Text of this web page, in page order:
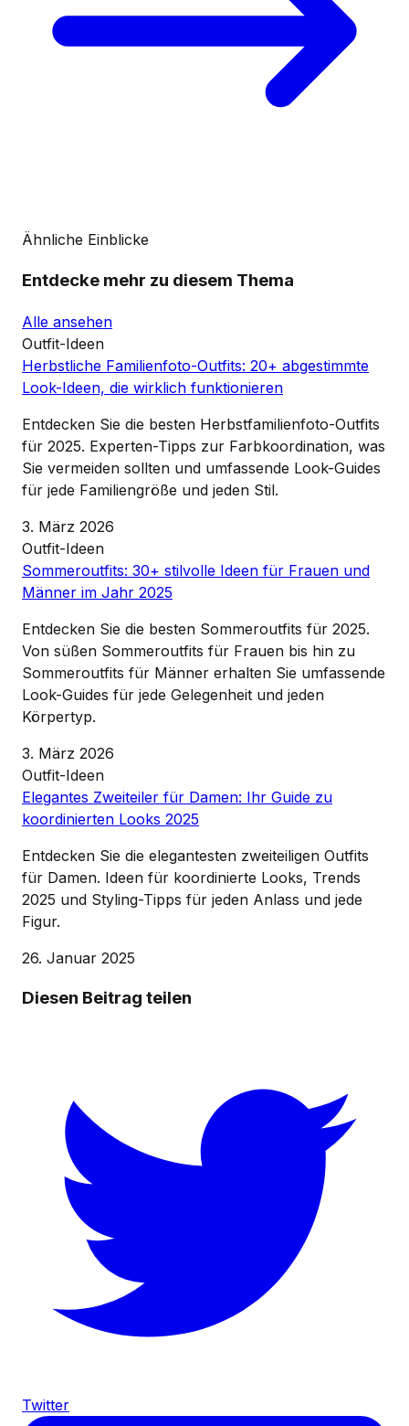
Ähnliche Einblicke
Entdecke mehr zu diesem Thema
Alle ansehen
Outfit-Ideen
Herbstliche Familienfoto-Outfits: 20+ abgestimmte
Look-Ideen, die wirklich funktionieren
Entdecken Sie die besten Herbstfamilienfoto-Outfits
für 2025. Experten-Tipps zur Farbkoordination, was
Sie vermeiden sollten und umfassende Look-Guides
für jede Familiengröße und jeden Stil.
3. März 2026
Outfit-Ideen
Sommeroutfits: 30+ stilvolle Ideen für Frauen und
Männer im Jahr 2025
Entdecken Sie die besten Sommeroutfits für 2025.
Von süßen Sommeroutfits für Frauen bis hin zu
Sommeroutfits für Männer erhalten Sie umfassende
Look-Guides für jede Gelegenheit und jeden
Körpertyp.
3. März 2026
Outfit-Ideen
Elegantes Zweiteiler für Damen: Ihr Guide zu
koordinierten Looks 2025
Entdecken Sie die elegantesten zweiteiligen Outfits
für Damen. Ideen für koordinierte Looks, Trends
2025 und Styling-Tipps für jeden Anlass und jede
Figur.
26. Januar 2025
Diesen Beitrag teilen
Twitter